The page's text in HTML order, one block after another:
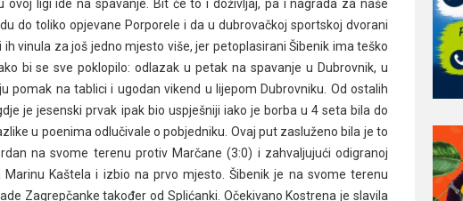
ligi ide na spavanje. Bit će to i doživljaj, pa i nagrada za naše
do toliko opjevane Porporele i da u dubrovačkoj sportskoj dvorani
vinula za još jedno mjesto više, jer petoplasirani Šibenik ima teško
bi se sve poklopilo: odlazak u petak na spavanje u Dubrovnik, u
pomak na tablici i ugodan vikend u lijepom Dubrovniku. Od ostalih
je jesenski prvak ipak bio uspješniji iako je borba u 4 seta bila do
u poenima odlučivale o pobjedniku. Ovaj put zasluženo bila je to
na svome terenu protiv Marčane (3:0) i zahvaljujući odigranoj
Kaštela i izbio na prvo mjesto. Šibenik je na svome terenu
Zagrepčanke također od Splićanki. Očekivano Kostrena je slavila